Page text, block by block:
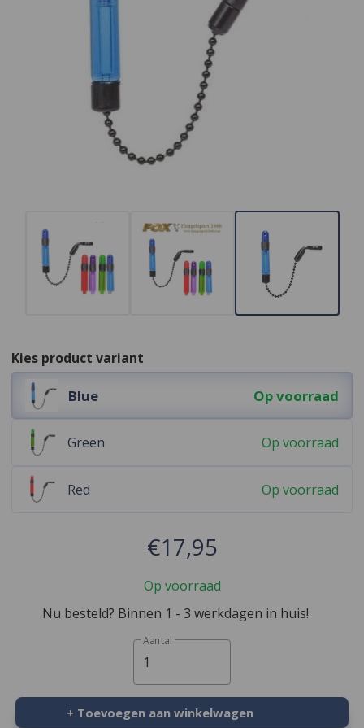
Kies product variant
Blue Op voorraad
Green Op voorraad
Red Op voorraad
€17,95
Op voorraad
Nu besteld? Binnen 1 - 3 werkdagen in huis!
Aantal
1
+ Toevoegen aan winkelwagen